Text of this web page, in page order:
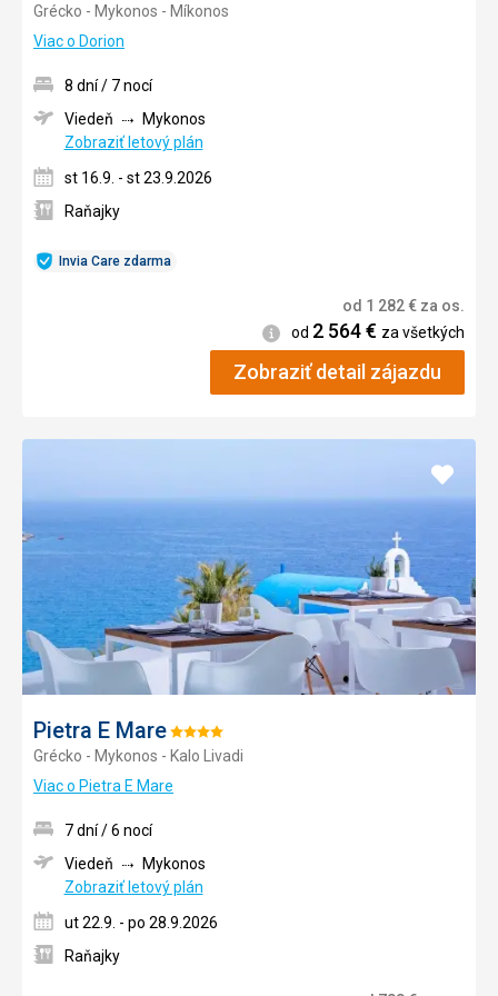
4/5
Grécko - Mykonos - Míkonos
Viac o Dorion
Invia Care zdarma
8 dní / 7 nocí
Viedeň
Mykonos
Zobraziť letový plán
st 16.9. - st 23.9.2026
Raňajky
od 1 282€ za os.
Informácie
od 2 564€ za všetkých
Zobraziť detail zájazdu
Pietra E MareHodnotenie:
4/5
Grécko - Mykonos - Kalo Livadi
Viac o Pietra E Mare
Pridať
7 dní / 6 nocí
Viedeň
Mykonos
Zobraziť letový plán
ut 22.9. - po 28.9.2026
Raňajky